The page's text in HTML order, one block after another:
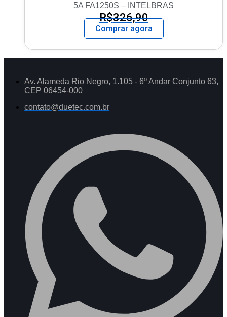
5A FA1250S – INTELBRAS
R$326,90
Comprar agora
Av. Alameda Rio Negro, 1.105 - 6º Andar Conjunto 63,
CEP 06454-000
contato@duetec.com.br